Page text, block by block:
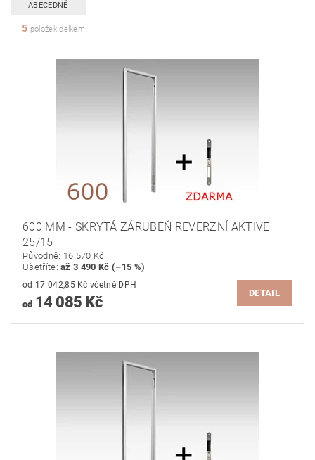
ABECEDNĚ
5 položek celkem
600 MM - SKRYTÁ ZÁRUBEŇ REVERZNÍ AKTIVE
25/15
Původně: 16 570 Kč
Ušetříte:až 3 490 Kč (–15 %)
od 17 042,85 Kč včetně DPH
od14 085 Kč
DETAIL